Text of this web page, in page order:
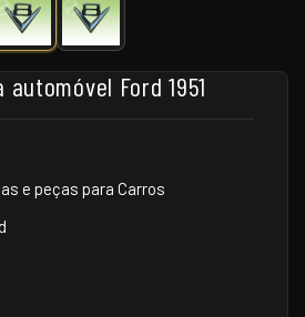
Ford 1951
e peças para Carros